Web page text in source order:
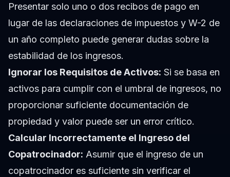
Presentar solo uno o dos recibos de pago en
lugar de las declaraciones de impuestos y W-2 de
un año completo puede generar dudas sobre la
estabilidad de los ingresos.
Ignorar los Requisitos de Activos: Si se basa en
activos para cumplir con el umbral de ingresos, no
proporcionar suficiente documentación de
propiedad y valor puede ser un error crítico.
Calcular Incorrectamente el Ingreso del
Copatrocinador: Asumir que el ingreso de un
copatrocinador es suficiente sin verificar el